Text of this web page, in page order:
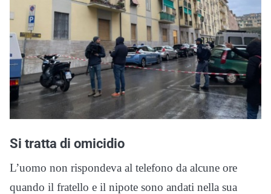
Si tratta di omicidio
L’uomo non rispondeva al telefono da alcune ore
quando il fratello e il nipote sono andati nella sua